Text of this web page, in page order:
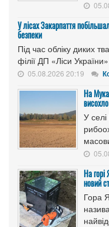
У лісах Закарпаття
безпеки
Під час обліку диких
філії ДП «Ліси
05.08.2026 20:19
На
У
На горі
новий
Гора